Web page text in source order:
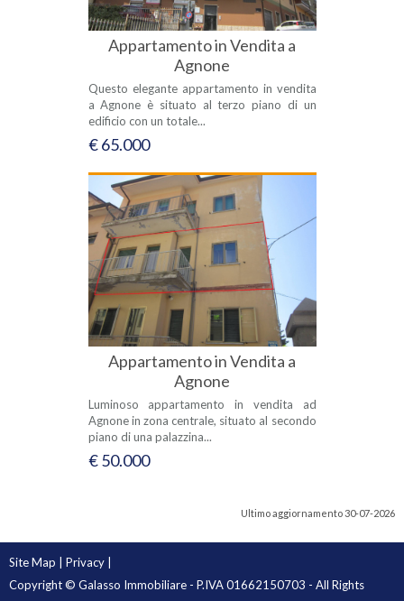
Appartamento in Vendita a
Agnone
Questo elegante appartamento in vendita
a Agnone è situato al terzo piano di un
edificio con un totale...
€ 65.000
Appartamento in Vendita a
Agnone
Luminoso appartamento in vendita ad
Agnone in zona centrale, situato al secondo
piano di una palazzina...
€ 50.000
Ultimo aggiornamento 30-07-2026
Site Map Privacy
Copyright © Galasso Immobiliare - P.IVA 01662150703 - All Rights